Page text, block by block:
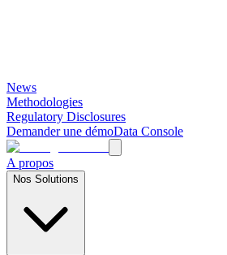
News
Methodologies
Regulatory Disclosures
Demander une démoData Console
A propos
Nos Solutions